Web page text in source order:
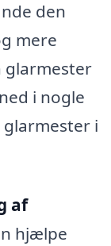
den
mere
glarmester
i nogle
glarmester i
af
hjælpe